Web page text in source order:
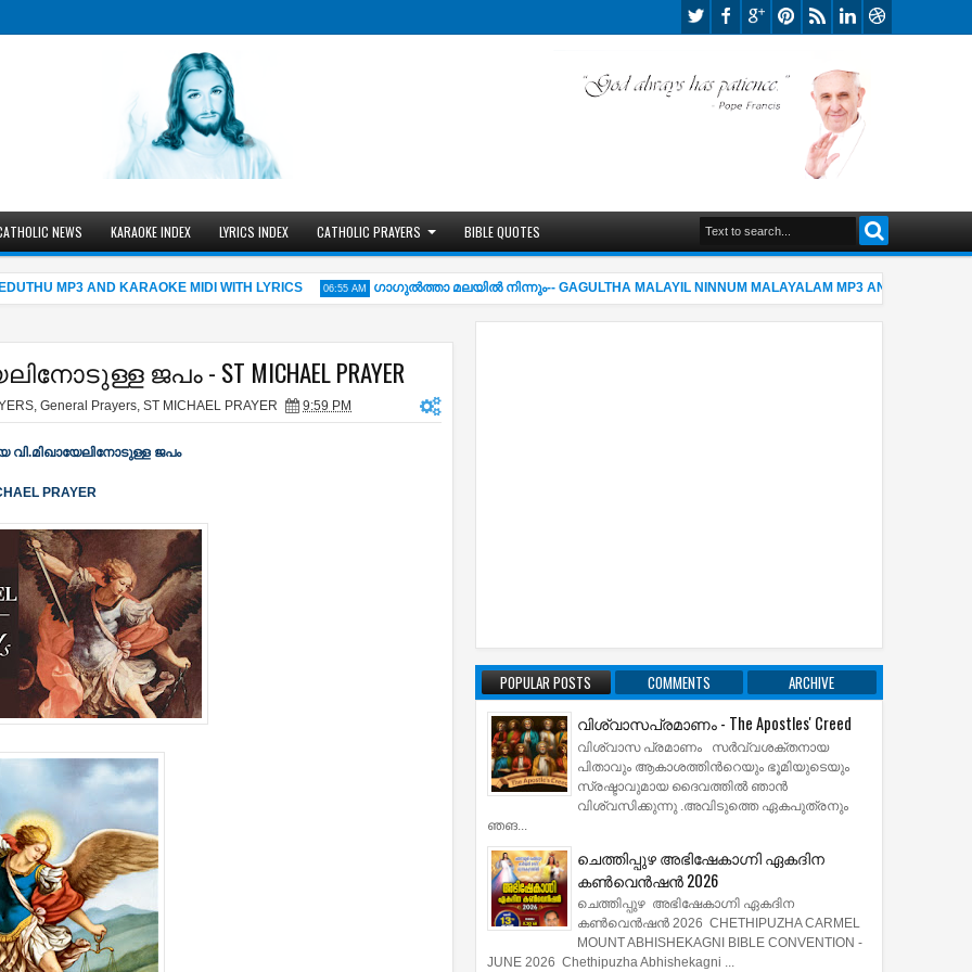
NEWS KARAOKE INDEX LYRICS INDEX CATHOLIC PRAYERS BIBLE QUOTES
MP3 AND KARAOKE MIDI WITH LYRICS 06:55 AM ഗാഗുല്‍ത്താ മലയില്‍ നിന്നും-- GAGULTHA MALAYIL NINNUM MALAYALAM MP3 AND LYRICS
ജപം - ST MICHAEL PRAYER
, General Prayers, ST MICHAEL PRAYER 9:59 PM
ജപം
PRAYER
POPULAR POSTS COMMENTS ARCHIVE
വിശ്വാസപ്രമാണം - The Apostles' Creed
വിശ്വാസ പ്രമാണം സര്‍വ്വശക്തനായ
പിതാവും ആകാശത്തിന്‍റെയും ഭൂമിയുടെയും
സ്രഷ്ടാവുമായ ദൈവത്തില്‍ ഞാന്‍
വിശ്വസിക്കുന്നു .അവിടുത്തെ ഏകപുത്രനും
ഞങ...
ചെത്തിപ്പുഴ അഭിഷേകാഗ്നി ഏകദിന
കൺവെൻഷൻ 2026
ചെത്തിപ്പുഴ അഭിഷേകാഗ്നി ഏകദിന
കൺവെൻഷൻ 2026 CHETHIPUZHA CARMEL
MOUNT ABHISHEKAGNI BIBLE CONVENTION -
JUNE 2026 Chethipuzha Abhishekagni ...